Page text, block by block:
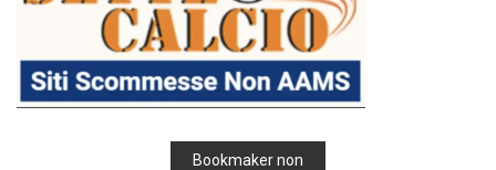
Bookmaker non